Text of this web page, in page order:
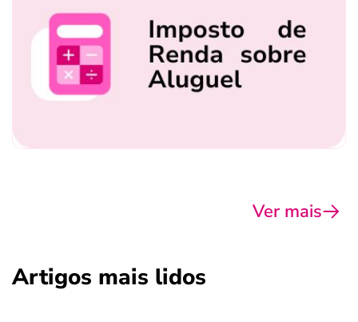
Ver mais
Artigos mais lidos